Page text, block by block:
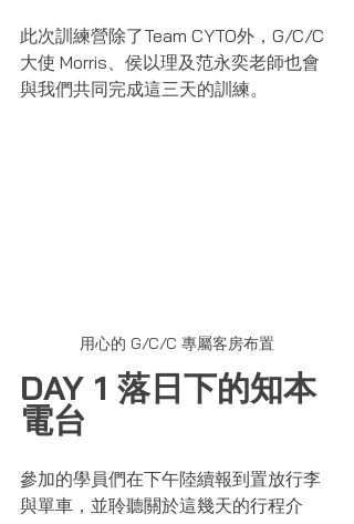
此次訓練營除了Team CYTO外，G/C/C
大使 Morris、侯以理及范永奕老師也會
與我們共同完成這三天的訓練。
用心的 G/C/C 專屬客房布置
DAY 1 落日下的知本
電台
參加的學員們在下午陸續報到置放行李
與單車，並聆聽關於這幾天的行程介